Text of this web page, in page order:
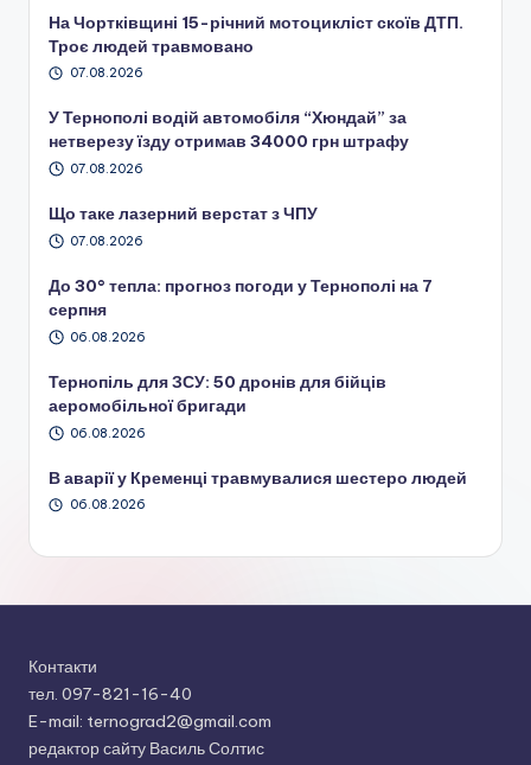
На Чортківщині 15-річний мотоцикліст скоїв ДТП.
Троє людей травмовано
07.08.2026
У Тернополі водій автомобіля “Хюндай” за
нетверезу їзду отримав 34000 грн штрафу
07.08.2026
Що таке лазерний верстат з ЧПУ
07.08.2026
До 30° тепла: прогноз погоди у Тернополі на 7
серпня
06.08.2026
Тернопіль для ЗСУ: 50 дронів для бійців
аеромобільної бригади
06.08.2026
В аварії у Кременці травмувалися шестеро людей
06.08.2026
Контакти
тел. 097-821-16-40
E-mail: ternograd2@gmail.com
редактор сайту Василь Солтис